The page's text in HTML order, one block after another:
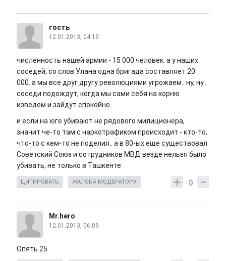
гость
12.01.2013, 04:19
численность нашей армии - 15 000 человек. а у наших
соседей, со слов Улана одна бригада составляет 20
000. а мы все друг другу революциями угрожаем.. ну, ну..
соседи подождут, когда мы сами себя на корню
изведем и зайдут спокойно.
и если на юге убивают не рядового милиционера,
значит че-то там с наркотрафиком происходит - кто-то,
что-то с кем-то не поделил.. а в 80-ых еще существовал
Советский Союз и сотрудников МВД везде нельзя было
убивать, не только в Ташкенте
0
ЦИТИРОВАТЬ ЖАЛОБА МОДЕРАТОРУ
Mr.hero
12.01.2013, 06:09
Опять 25